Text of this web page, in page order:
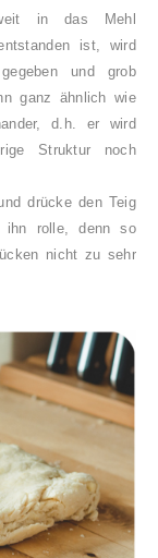
in das Mehl
ist, wird
und grob
ganz ähnlich wie
d.h. er wird
Struktur noch
drücke den Teig
rolle, denn so
nicht zu sehr